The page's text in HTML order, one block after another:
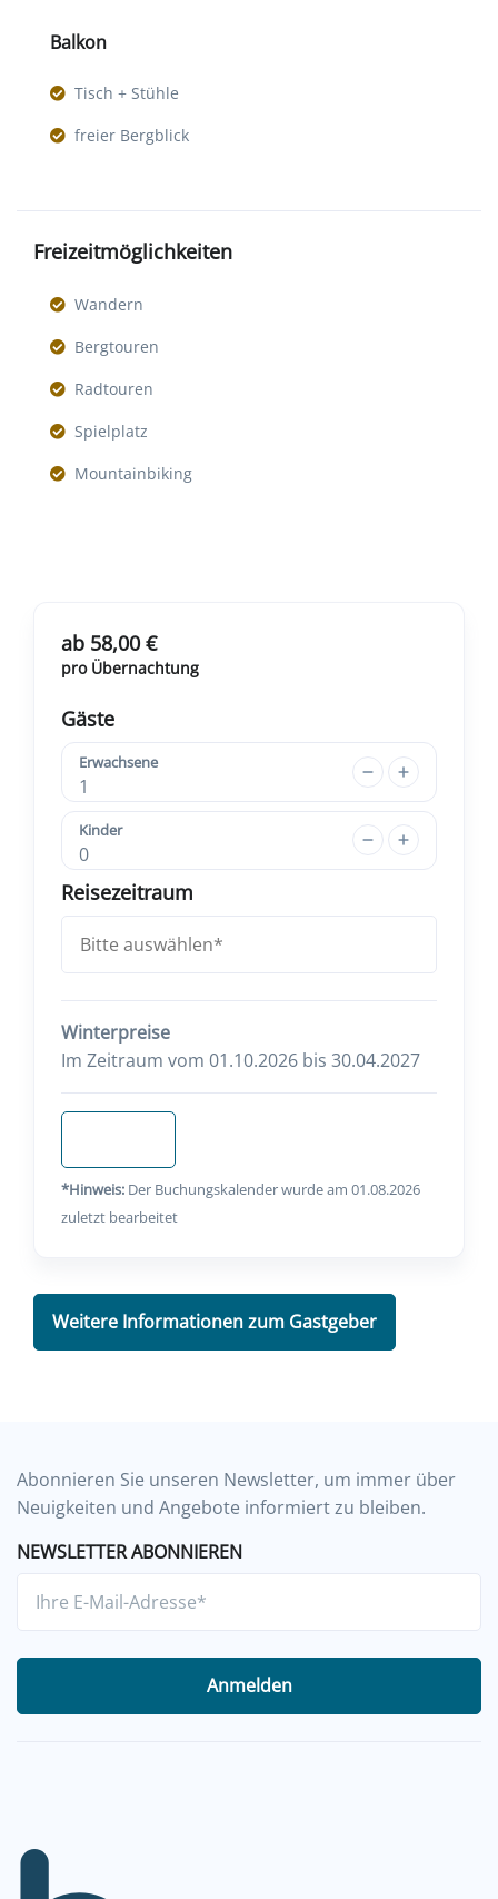
Balkon
Tisch + Stühle
freier Bergblick
Freizeitmöglichkeiten
Wandern
Bergtouren
Radtouren
Spielplatz
Mountainbiking
ab 58,00 €
pro Übernachtung
Gäste
Erwachsene
1
Kinder
0
Reisezeitraum
Winterpreise
Im Zeitraum vom 01.10.2026 bis 30.04.2027
*Hinweis: Der Buchungskalender wurde am 01.08.2026
zuletzt bearbeitet
Weitere Informationen zum Gastgeber
Abonnieren Sie unseren Newsletter, um immer über
Neuigkeiten und Angebote informiert zu bleiben.
NEWSLETTER ABONNIEREN
Anmelden